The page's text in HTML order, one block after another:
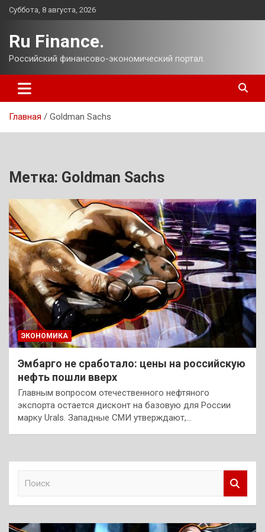
Перейти
Суббота, 8 августа, 2026
Ru Finance.
Российский финансово-экономический портал.
Главная Goldman Sachs
Метка: Goldman Sachs
ЭКОНОМИКА
Эмбарго не сработало: цены на российскую
нефть пошли вверх
Главным вопросом отечественного нефтяного
экспорта остается дисконт на базовую для России
марку Urals. Западные СМИ утверждают,…
к